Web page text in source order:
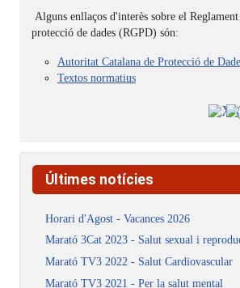
Alguns enllaços d'interès sobre el
protecció de dades (RGPD) són:
Autoritat Catalana de Protecció de
Textos normatius
Últimes notícies
Horari d'Agost - Vacances 2026
Marató 3Cat 2023 - Salut sexual i
Marató TV3 2022 - Salut Cardiovascular
Marató TV3 2021 - Per la salut mental